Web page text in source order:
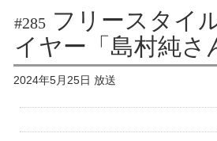
#285 フリースタイ
イヤー「島村純さ
2024年5月25日 放送